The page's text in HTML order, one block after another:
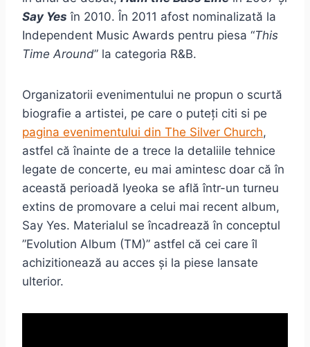
Say Yes în 2010. În 2011 afost nominalizată la
Independent Music Awards pentru piesa “This
Time Around” la categoria R&B.
Organizatorii evenimentului ne propun o scurtă
biografie a artistei, pe care o puteți citi si pe
pagina evenimentului din The Silver Church,
astfel că înainte de a trece la detaliile tehnice
legate de concerte, eu mai amintesc doar că în
această perioadă Iyeoka se află într-un turneu
extins de promovare a celui mai recent album,
Say Yes. Materialul se încadrează în conceptul
”Evolution Album (TM)” astfel că cei care îl
achizitionează au acces și la piese lansate
ulterior.